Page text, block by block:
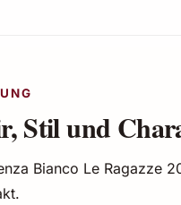
Stil und
Bianco Le Ragazze